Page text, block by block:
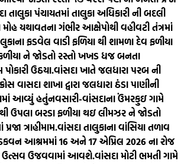
તાલુકા પંચાયતમાં તાલુકા અધિકારી ની બદલી
મોહ યથાવતના ગંભીર આક્ષેપોથી વહીવટી તંત્રમાં
ફડવેલ વાડી ફળિયા થી શામળા દેવ ફળીયા
ને જોડતો રસ્તો ખખડ ધજ બનતા
પોકારી ઉઠયા.વાંસદા ખાતે જલધારા પરબ ની
વાસદા શાખા દ્વારા જલધારા ઠંડા પાણીની
આવ્યું હતુંનવસારી-વાંસદાના ઉંમરકુઇ ગામે
ઉપલા બરડા ફળીયા થઇ લીમઝર ને જોડતો
ત્રાહીમામ.વાંસદા તાલુકાના વાંસિયા તળાવ
આશ્રમમાં 16 અને 17 એપ્રિલ 2026 ના રોજ
ઉત્સવ ઉજવવામાં આવશે.વાંસદા મોટી ભમતી ગામે